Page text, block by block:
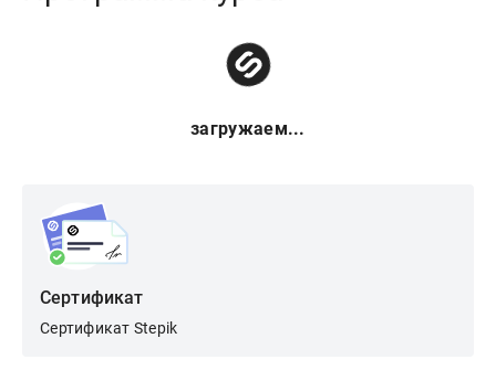
загружаем...
Сертификат
Сертификат Stepik